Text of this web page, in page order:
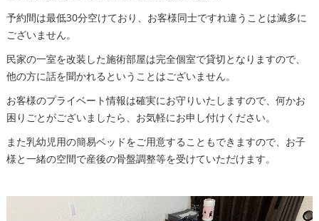
予約間は最低30分空けており、お客様同士ですれ違うことは滅多に
ございません。
民家の一室を改装した施術部屋は完全個室で貸切となりますので、
他の方に話を聞かれるということはございません。
お客様のプライベート情報は確実にお守りいたしますので、何かお
困りごとがございましたら、お気軽にお申し付けください。
また乳幼児用の簡易ベッドをご用意することもできますので、お子
様と一緒の空間で産後の骨盤調整等を受けていただけます。